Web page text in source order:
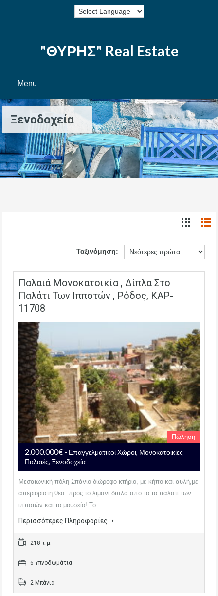
"ΘΥΡΗΣ" Real Estate
Menu
Ξενοδοχεία
Ταξινόμηση:
Παλαιά Μονοκατοικία , Δίπλα Στο
Παλάτι Των Ιπποτών , Ρόδος, KAP-
11708
Πώληση
2.000.000€ - Επαγγελματικοί Χώροι, Μονοκατοικίες
Παλαιές, Ξενοδοχεία
Μεσαιωνική πόλη Σπάνιο διώροφο κτήριο, με κήπο και αυλή,με
απεριόριστη θέα προς το λιμάνι δίπλα από το το παλάτι των
ιπποτών και το μουσείο! Το…
Περισσότερες Πληροφορίες
218 τ.μ.
6 Υπνοδωμάτια
2 Μπάνια